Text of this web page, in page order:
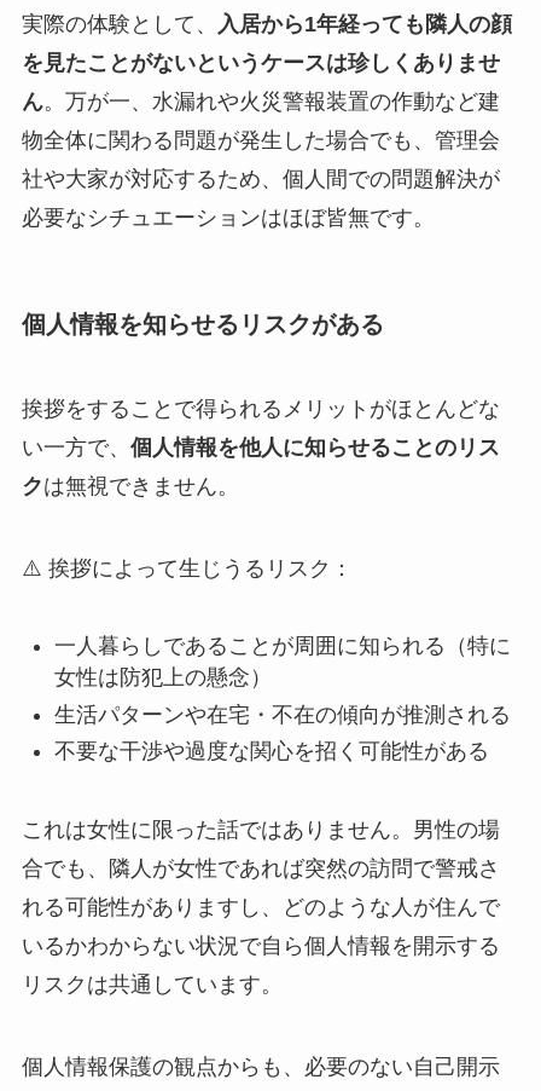
実際の体験として、
入居から1年経っても隣人の顔
を見たことがないというケースは珍しくありませ
ん。万が一、水漏れや火災警報装置の作動など建
物全体に関わる問題が発生した場合でも、管理会
社や大家が対応するため、個人間での問題解決が
必要なシチュエーションはほぼ皆無です。
個人情報を知らせるリスクがある
挨拶をすることで得られるメリットがほとんどな
い一方で、 個人情報を他人に知らせることのリス
クは無視できません。
⚠️ 挨拶によって生じうるリスク：
一人暮らしであることが周囲に知られる（特に
女性は防犯上の懸念）
生活パターンや在宅・不在の傾向が推測される
不要な干渉や過度な関心を招く可能性がある
これは女性に限った話ではありません。男性の場
合でも、隣人が女性であれば突然の訪問で警戒さ
れる可能性がありますし、どのような人が住んで
いるかわからない状況で自ら個人情報を開示する
リスクは共通しています。
個人情報保護の観点からも、必要のない自己開示